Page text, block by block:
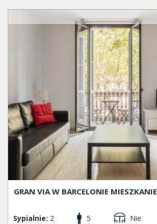
GRAN VIA W BARCELONIE MIESZKANIE
Sypialnie: 2 5 Nie